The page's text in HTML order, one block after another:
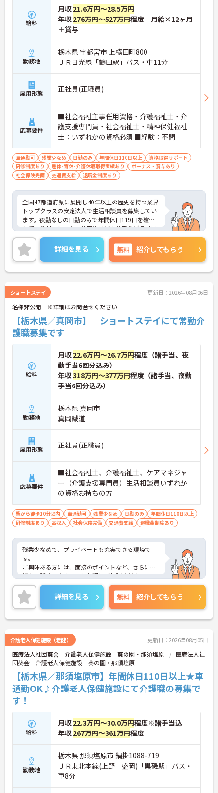
フレッシュ休暇やこども休暇など特別休暇が充実
・産休育休や産後パパ育休制度など子育て支援体制
が万全
還元 ・配偶者1万円や満18歳未満の子5千円の手厚
い扶養手当を支給
・結婚・出生・入学のお祝い金やヘルスチェック補
助など独自の福利厚生制度を用意
【資格を活かせるキャリアアップ環境】
・公的資格取得や自己啓発支援制度を活用しスキル
アップが可能
・管理職や他職種への転換など多彩なキャリアプラ
ンを用意
・髪色やネイルなどが自由で個性を大切にできる社
給料
月収 21.6万円～28.5万円
年収 276万円～527万円程度 月給×12ヶ月
＋賞与
勤務地
栃木県 宇都宮市 上横田町800
ＪＲ日光線「鶴田駅」バス・車11分
雇用形態 正社員(正職員)
応募要件
■社会福祉主事任用資格・介護福祉士・介
護支援専門員・社会福祉士・精神保健福祉
士：いずれかの資格必須 ■経験：不問
車通勤可 残業少なめ 日勤のみ 年間休日110日以上
資格取得サポート
研修制度あり
産休･育休･介護休暇取得実績あり
ボーナス・賞与あり
社会保険完備
交通費支給 退職金制度あり
全国47都道府県に展開し40年以上の歴史を持つ業界
トップクラスの安定法人で生活相談員を募集してい
ます。夜勤なしの日勤のみで年間休日119日を確保
しておりリフレッシュ休暇やこども休暇などライフ
ステージに合わせた働き方が可能です。処遇改善手
当の全額還元や実績最大105万円の賞与に加え配偶
者1万円などの手厚い扶養手当をご用意しています。
独自の福利厚生制度によるお祝い金や宿泊費補助な
どスタッフの生活を支える制度も充実しています。
らのびのびと働ける風通しの良い職場です。階層別
研修や資格取得支援制度が整っているため有資格者
の方がこれまでのご経験を活かしながら将来の管理
職やスペシャリストへと着実にキャリアアップを目
指せるやりがいのある環境です。
★おすすめPOINT★
【ワークライフバランスの充実】
・夜勤なしの日勤のみで年間休日119日を確保 ・リ
フレッシュ休暇やこども休暇など特別休暇が充実
・産休育休や産後パパ育休制度など子育て支援体制
【安心の高待遇と福利厚生】
・処遇改善手当を毎月および半期末手当として全額
還元 ・配偶者1万円や満18歳未満の子5千円の手厚
い扶養手当を支給
・結婚・出生・入学のお祝い金やヘルスチェック補
助など独自の福利厚生制度を用意
【資格を活かせるキャリアアップ環境】
・管理職や他職種への転換など多彩なキャリアプラ
ンを用意
・髪色やネイルなどが自由で個性を大切にできる社
詳細を見る 無料 紹介してもらう
ショートステイ 更新日：2026年08月06日
名称非公開 ※詳細はお問合せください
【栃木県／真岡市】 ショートステイにて常勤介
護職募集です
給料
月収 22.6万円～26.7万円程度（諸手当、夜
勤手当6回分込み）
年収318万円～377万円程度（諸手当、夜勤
手当6回分込み）
勤務地
栃木県 真岡市
真岡鐵道
雇用形態 正社員(正職員)
応募要件
■社会福祉士、介護福祉士、ケアマネジャ
ー（介護支援専門員）生活相談員いずれか
の資格お持ちの方
駅から徒歩10分以内 車通勤可 残業少なめ 日勤のみ
年間休日110日以上
研修制度あり
高収入 社会保険完備 交通費支給 退職金制度あり
残業少なめで、プライベートも充実できる環境で
す。
ご興味ある方には、面接のポイントなど、さらに詳
細をお話致しますのでお気軽にご相談ください。
詳細を見る 無料 紹介してもらう
介護老人保健施設（老健） 更新日：2026年08月05日
医療法人社団葵会 介護老人保健施設 葵の園・那須塩原
医療法人社
団葵会 介護老人保健施設 葵の園・那須塩原
【栃木県／那須塩原市】年間休日110日以上★車
通勤OK♪介護老人保健施設にて介護職の募集で
す！
給料
月収 22.3万円～30.0万円程度※諸手当込
年収 267万円～361万円程度
勤務地
栃木県 那須塩原市 鍋掛1088-719
ＪＲ東北本線(上野－盛岡)「黒磯駅」バス・
車8分